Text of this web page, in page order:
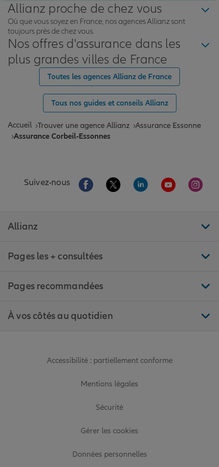
Allianz proche de chez vous
Où que vous soyez en France, nos agences Allianz sont
toujours près de chez vous.
Nos offres d'assurance dans les
plus grandes villes de France
Toutes les agences Allianz de France
Tous nos guides et conseils Allianz
Accueil Trouver une agence Allianz Assurance Essonne
Assurance Corbeil-Essonnes
Suivez-nous Aller sur la page Facebook de Allianz
Aller sur la page Twitter de
Aller sur la page
Aller sur la
Aller
Allianz
Pages les + consultées
Pages recommandées
À vos côtés au quotidien
Accessibilité : partiellement conforme
Mentions légales
Sécurité
Gérer les cookies
Données personnelles